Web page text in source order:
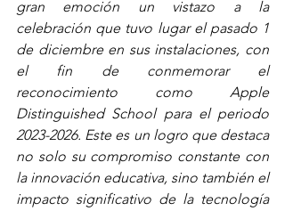
gran emoción un vistazo a la
celebración que tuvo lugar el pasado 1
de diciembre en sus instalaciones, con
el fin de conmemorar el
reconocimiento como Apple
Distinguished School para el periodo
2023-2026. Este es un logro que destaca
no solo su compromiso constante con
la innovación educativa, sino también el
impacto significativo de la tecnología